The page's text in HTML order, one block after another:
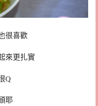
很喜歡
來更扎實
Q
耶